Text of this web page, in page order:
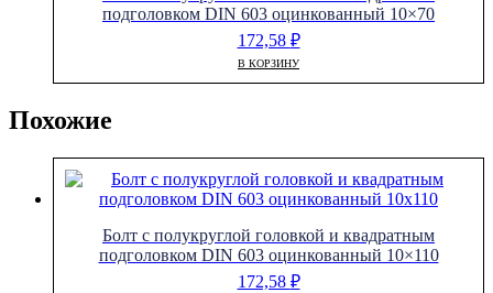
подголовком DIN 603 оцинкованный 10×70
172,58 ₽
В КОРЗИНУ
Похожие
Болт с полукруглой головкой и квадратным
подголовком DIN 603 оцинкованный 10×110
172,58 ₽